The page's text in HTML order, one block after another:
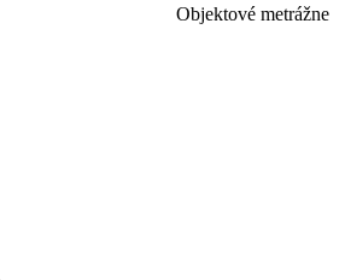
Objektové metrážne